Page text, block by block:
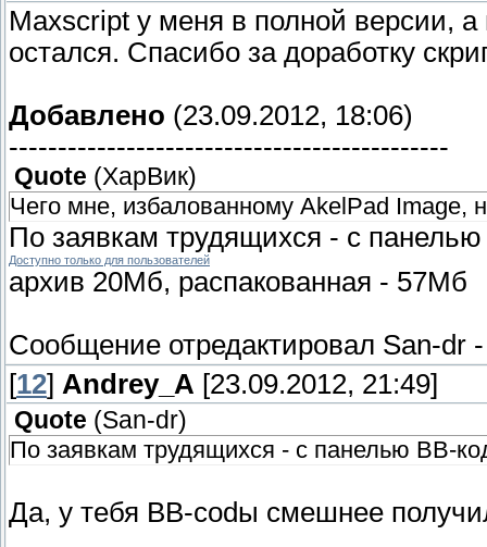
Maxscript у меня в полной версии,
остался. Спасибо за доработку
Добавлено (23.09.2012, 18:06)
---------------------------------------------
Quote (ХарВик)
Чего мне, избалованному AkelPad Image,
По заявкам трудящихся - с
Доступно только для пользователей
архив 20Мб, распакованная - 57Мб
Сообщение отредактировал San-dr
[12] Andrey_A [23.09.2012, 21:49]
Quote (San-dr)
По заявкам трудящихся - с панелью ВВ-
Да, у тебя BB-codы смешнее